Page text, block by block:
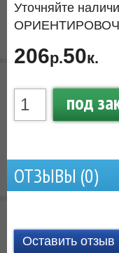
Уточняйте
206р.50к.
под
ОТЗЫВЫ (0)
Оставить отзыв